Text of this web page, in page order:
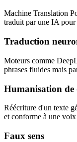
Machine Translation
traduit par une IA
Traduction
Moteurs comme
phrases fluides mais
Humanisation de
Réécriture d'un texte
et conforme à une
Faux sens